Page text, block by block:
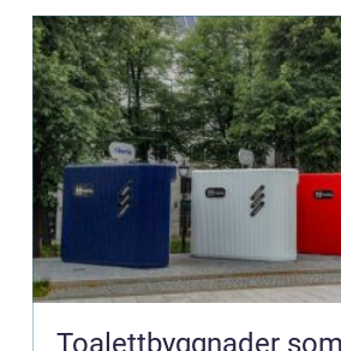
Toalettbyggnader